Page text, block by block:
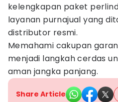
kelengkapan paket
layanan purnajual yang
distributor resmi.
Memahami cakupan
menjadi langkah cerdas
aman jangka panjang.
Share Article